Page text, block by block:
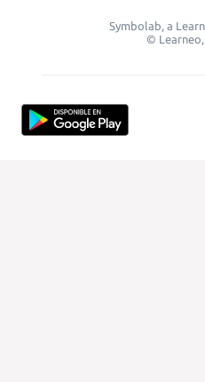
Symbolab, a
© Learneo,